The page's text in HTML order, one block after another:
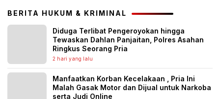
BERITA HUKUM & KRIMINAL
Diduga Terlibat Pengeroyokan hingga
Tewaskan Dahlan Panjaitan, Polres Asahan
Ringkus Seorang Pria
2 hari yang lalu
Manfaatkan Korban Kecelakaan , Pria Ini
Malah Gasak Motor dan Dijual untuk Narkoba
serta Judi Online